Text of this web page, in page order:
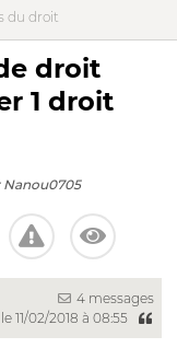
du droit
droit
1 droit
Nanou0705
4 messages
le 11/02/2018 à 08:55